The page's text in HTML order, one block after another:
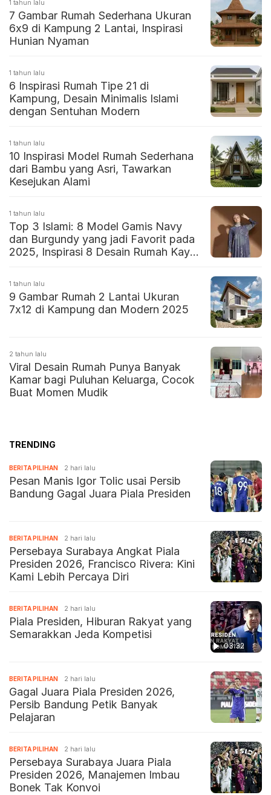
1 tahun lalu
7 Gambar Rumah Sederhana Ukuran
6x9 di Kampung 2 Lantai, Inspirasi
Hunian Nyaman
1 tahun lalu
6 Inspirasi Rumah Tipe 21 di
Kampung, Desain Minimalis Islami
dengan Sentuhan Modern
1 tahun lalu
10 Inspirasi Model Rumah Sederhana
dari Bambu yang Asri, Tawarkan
Kesejukan Alami
1 tahun lalu
Top 3 Islami: 8 Model Gamis Navy
dan Burgundy yang jadi Favorit pada
2025, Inspirasi 8 Desain Rumah Kayu
1 tahun lalu
9 Gambar Rumah 2 Lantai Ukuran
7x12 di Kampung dan Modern 2025
2 tahun lalu
Viral Desain Rumah Punya Banyak
Kamar bagi Puluhan Keluarga, Cocok
Buat Momen Mudik
TRENDING
BERITA PILIHAN 2 hari lalu
Pesan Manis Igor Tolic usai Persib
Bandung Gagal Juara Piala Presiden
BERITA PILIHAN 2 hari lalu
Persebaya Surabaya Angkat Piala
Presiden 2026, Francisco Rivera: Kini
Kami Lebih Percaya Diri
03:32
BERITA PILIHAN 2 hari lalu
Piala Presiden, Hiburan Rakyat yang
Semarakkan Jeda Kompetisi
BERITA PILIHAN 2 hari lalu
Gagal Juara Piala Presiden 2026,
Persib Bandung Petik Banyak
Pelajaran
BERITA PILIHAN 2 hari lalu
Persebaya Surabaya Juara Piala
Presiden 2026, Manajemen Imbau
Bonek Tak Konvoi